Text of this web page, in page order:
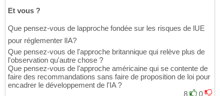
Et vous ?
Que pensez-vous de lapproche fondée sur les risques de lUE
pour réglementer lIA?
Que pensez-vous de l'approche britannique qui relève plus de
l'observation qu'autre chose ?
Que pensez-vous de l'approche américaine qui se contente de
faire des recommandations sans faire de proposition de loi pour
encadrer le développement de l'IA ?
8
0